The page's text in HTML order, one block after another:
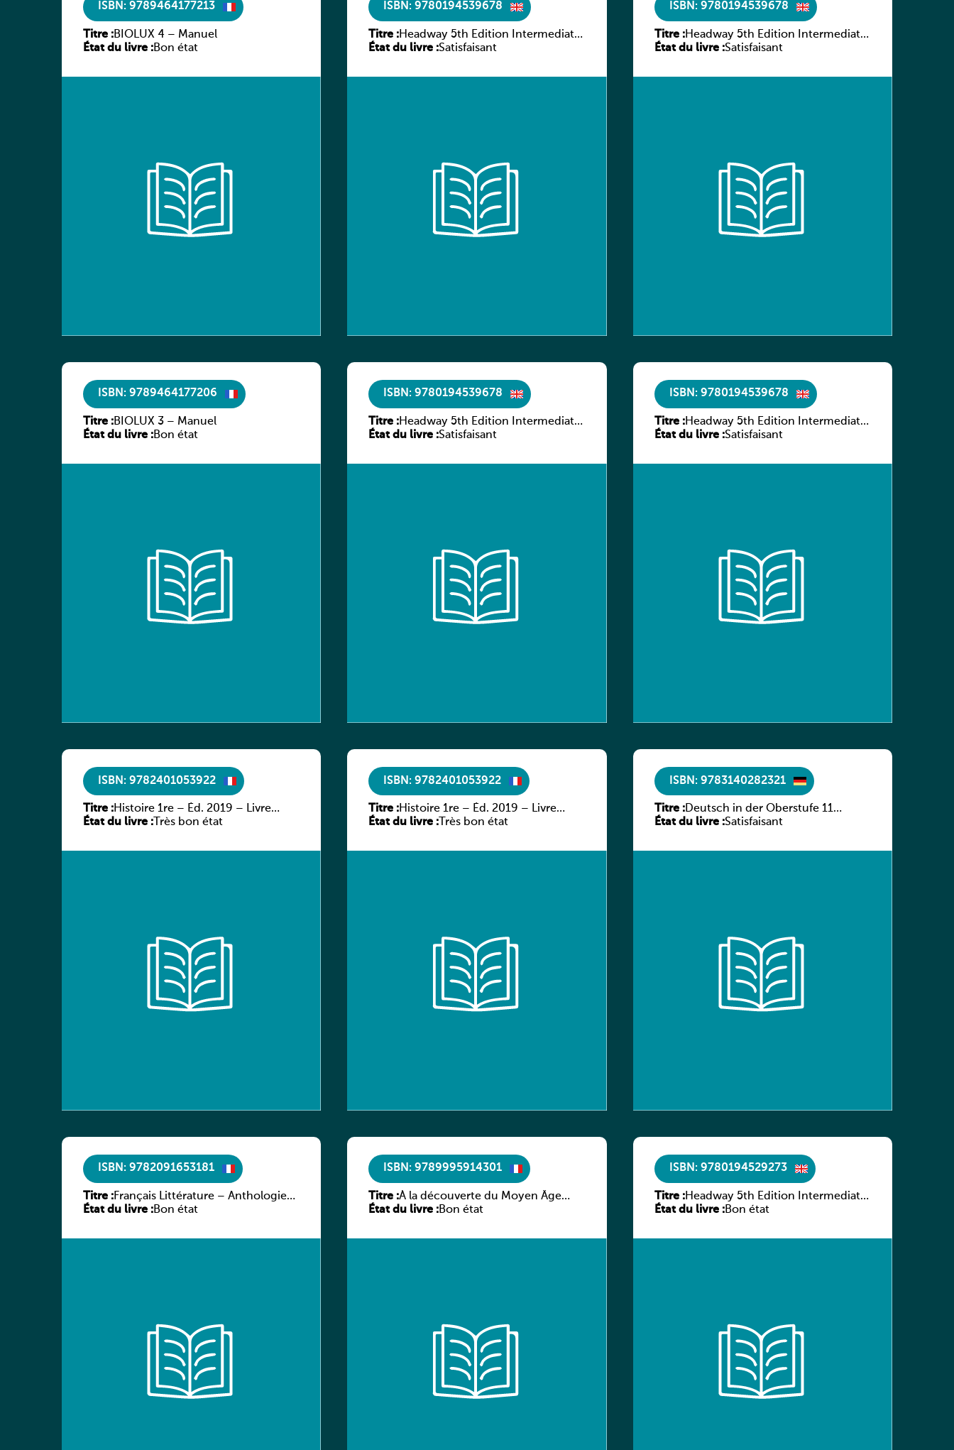
ISBN: 9789464177213
Titre :BIOLUX 4 – Manuel
État du livre :Bon état
ISBN: 9780194539678
Titre :Headway 5th Edition Intermediate
Workbook without key
État du livre :Satisfaisant
ISBN: 9780194539678
Titre :Headway 5th Edition Intermediate
Workbook without key
État du livre :Satisfaisant
ISBN: 9789464177206
Titre :BIOLUX 3 – Manuel
État du livre :Bon état
ISBN: 9780194539678
Titre :Headway 5th Edition Intermediate
Workbook without key
État du livre :Satisfaisant
ISBN: 9780194539678
Titre :Headway 5th Edition Intermediate
Workbook without key
État du livre :Satisfaisant
ISBN: 9782401053922
Titre :Histoire 1re – Éd. 2019 – Livre
élève
État du livre : Très bon état
ISBN: 9782401053922
Titre :Histoire 1re – Éd. 2019 – Livre
élève
État du livre : Très bon état
ISBN: 9783140282321
Titre :Deutsch in der Oberstufe 11
(Schülerbuch) Ausgabe Bayern
État du livre :Satisfaisant
ISBN: 9782091653181
Titre :Français Littérature – Anthologie
chronologique 2de/1re
État du livre :Bon état
ISBN: 9789995914301
Titre :À la découverte du Moyen Âge
littéraire
État du livre :Bon état
ISBN: 9780194529273
Titre :Headway 5th Edition Intermediate
Culture and Literature Companion
État du livre :Bon état